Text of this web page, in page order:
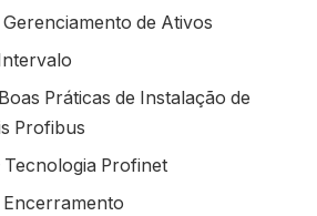
Gerenciamento de Ativos
Práticas de Instalação de
Profibus
Tecnologia Profinet
Encerramento